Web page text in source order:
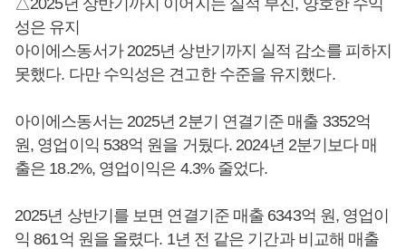
△2025년 상반기까지 이어지는 실적 부진, 양호한 수익
성은 유지
아이에스동서가 2025년 상반기까지 실적 감소를 피하지
못했다. 다만 수익성은 견고한 수준을 유지했다.
아이에스동서는 2025년 2분기 연결기준 매출 3352억
원, 영업이익 538억 원을 거뒀다. 2024년 2분기보다 매
출은 18.2%, 영업이익은 4.3% 줄었다.
2025년 상반기를 보면 연결기준 매출 6343억 원, 영업이
익 861억 원을 올렸다. 1년 전 같은 기간과 비교해 매출